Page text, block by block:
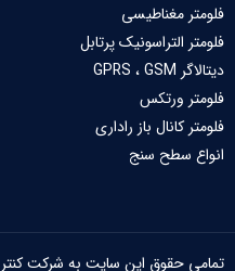
فلومتر مغناطیسی
فلومتر التراسونیک پرتابل
دیتالاگر GPRS ، GSM
فلومتر ورتکس
فلومتر کانال باز راداری
انواع سطح سنج
تمامی حقوق این سایت به شرکت